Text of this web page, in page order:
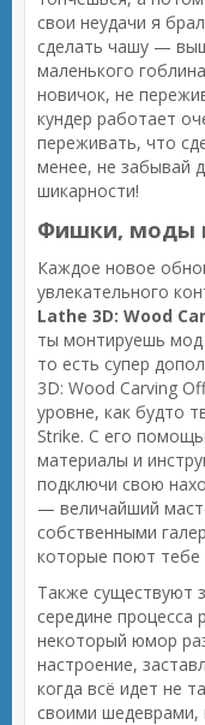
свои неудачи я
сделать чашу —
маленького
новичок, не
кундер работает
переживать, что
менее, не забывай
шикарности!
Фишки, моды
Каждое новое
увлекательного
Lathe 3D: Wood
ты монтируешь мод
то есть супер
3D: Wood Carving
уровне, как будто
Strike. С его
материалы и
подключи свою
— величайший
собственными
которые поют тебе
Также существуют
середине
некоторый юмор
настроение,
когда всё идет не
своими шедеврами,